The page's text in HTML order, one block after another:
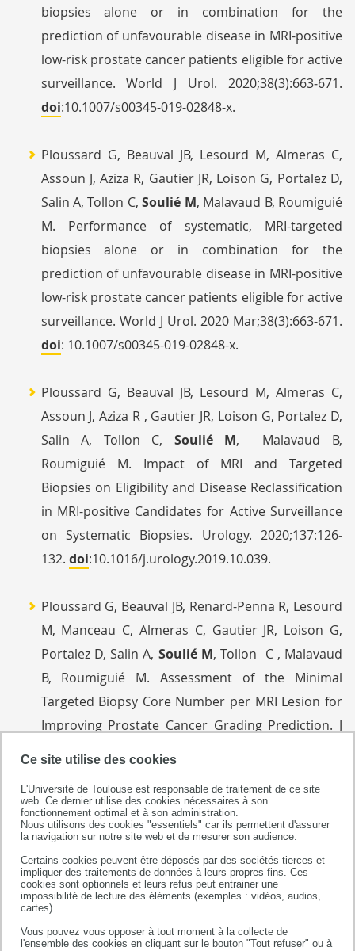
Ce site utilise des cookies
L'Université de Toulouse est responsable de traitement de ce site
web. Ce dernier utilise des cookies nécessaires à son
fonctionnement optimal et à son administration.
Nous utilisons des cookies "essentiels" car ils permettent d'assurer
la navigation sur notre site web et de mesurer son audience.
Certains cookies peuvent être déposés par des sociétés tierces et
impliquer des traitements de données à leurs propres fins. Ces
cookies sont optionnels et leurs refus peut entrainer une
impossibilité de lecture des éléments (exemples : vidéos, audios,
cartes).
Vous pouvez vous opposer à tout moment à la collecte de
l'ensemble des cookies en cliquant sur le bouton "Tout refuser" ou à
biopsies alone or in combination for the
prediction of unfavourable disease in MRI-positive
low-risk prostate cancer patients eligible for active
surveillance. World J Urol. 2020;38(3):663‐671.
doi:10.1007/s00345-019-02848-x.
Ploussard G, Beauval JB, Lesourd M, Almeras C,
Assoun J, Aziza R, Gautier JR, Loison G, Portalez D,
Salin A, Tollon C,Soulié M, Malavaud B, Roumiguié
M. Performance of systematic, MRI-targeted
biopsies alone or in combination for the
prediction of unfavourable disease in MRI-positive
low-risk prostate cancer patients eligible for active
surveillance. World J Urol. 2020 Mar;38(3):663-671.
doi: 10.1007/s00345-019-02848-x.
Ploussard G, Beauval JB, Lesourd M, Almeras C,
Assoun J, Aziza R , Gautier JR, Loison G, Portalez D,
Salin A, Tollon C, Soulié M, Malavaud B,
Roumiguié M. Impact of MRI and Targeted
Biopsies on Eligibility and Disease Reclassification
in MRI-positive Candidates for Active Surveillance
on Systematic Biopsies. Urology. 2020;137:126‐
132. doi:10.1016/j.urology.2019.10.039.
Ploussard G, Beauval JB, Renard-Penna R, Lesourd
M, Manceau C, Almeras C, Gautier JR, Loison G,
Portalez D, Salin A, Soulié M, Tollon C , Malavaud
B, Roumiguié M. Assessment of the Minimal
Targeted Biopsy Core Number per MRI Lesion for
Improving Prostate Cancer Grading Prediction. J
Ploussard G, Beauval JB, Lesourd M, Manceau C,
Almeras C, Aziza R, Gautier JR, Loison G, Portalez
D, Salin A, Tollon C, Soulié M, Malavaud B,
Roumiguié M. Active surveillance eligibility of MRI-
positive patients with grade group 2 prostate
cancer: a pathological study. World J Urol. 2020
Jul;38(7):1735-1740.doi: 10.1007/s00345-019-